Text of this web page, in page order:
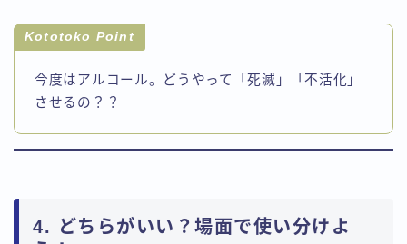
Kototoko Point
今度はアルコール。どうやって「死滅」「不活化」
させるの？？
4. どちらがいい？場面で使い分けよ